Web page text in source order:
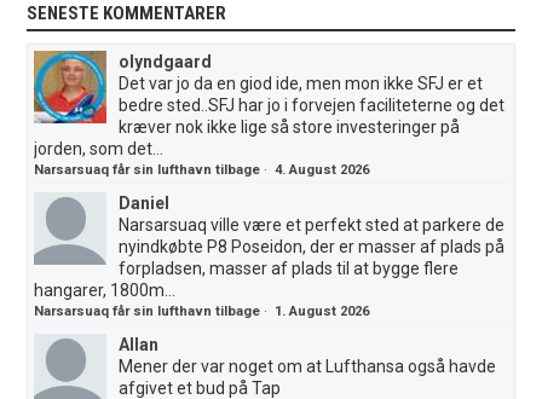
SENESTE KOMMENTARER
olyndgaard
Det var jo da en giod ide, men mon ikke SFJ er et
bedre sted..SFJ har jo i forvejen faciliteterne og det
kræver nok ikke lige så store investeringer på
jorden, som det...
Narsarsuaq får sin lufthavn tilbage ·4. August 2026
Daniel
Narsarsuaq ville være et perfekt sted at parkere de
nyindkøbte P8 Poseidon, der er masser af plads på
forpladsen, masser af plads til at bygge flere
hangarer, 1800m...
Narsarsuaq får sin lufthavn tilbage · 1. August 2026
Allan
Mener der var noget om at Lufthansa også havde
afgivet et bud på Tap